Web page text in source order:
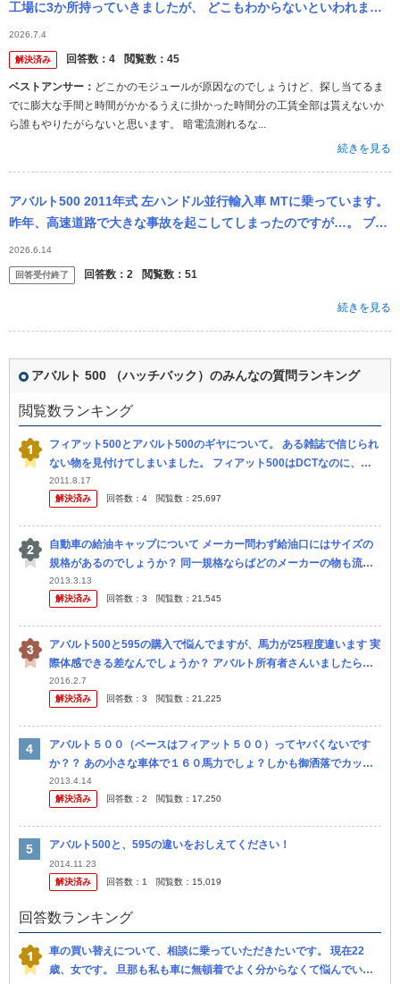
工場に3か所持っていきましたが、 どこもわからないといわれまし
た。 どうすればよいでしょうか？ 困っています。
2026.7.4
解決済み 回答数： 4 閲覧数： 45
ベストアンサー： どこかのモジュールが原因なのでしょうけど、探し当てるま
でに膨大な手間と時間がかかるうえに掛かった時間分の工賃全部は貰えないか
ら誰もやりたがらないと思います。 暗電流測れるな...
続きを見る
アバルト500 2011年式 左ハンドル並行輸入車 MTに乗っています。
昨年、高速道路で大きな事故を起こしてしまったのですが…。 ブレ
ーキ踏んでも減速せず、加速したまま接触事故に至りました。 ...
2026.6.14
回答受付終了 回答数： 2 閲覧数： 51
続きを見る
アバルト 500 （ハッチバック）のみんなの質問ランキング
閲覧数ランキング
フィアット500とアバルト500のギヤについて。 ある雑誌で信じられ
ない物を見付けてしまいました。 フィアット500はDCTなのに、ア
バルト500はMTに退化していたのです。 逆なら解りますが。 ど
2011.8.17
解決済み
回答数： 4 閲覧数： 25,697
自動車の給油キャップについて メーカー問わず給油口にはサイズの
規格があるのでしょうか？ 同一規格ならばどのメーカーの物も流用
出来るのでしょうか？
2013.3.13
解決済み
回答数： 3 閲覧数： 21,545
アバルト500と595の購入で悩んでますが、馬力が25程度違います 実
際体感できる差なんでしょうか？ アバルト所有者さんいましたらア
ドバイス下さい
2016.2.7
解決済み
回答数： 3 閲覧数： 21,225
アバルト５００（ベースはフィアット５００）ってヤバくないです
か？？ あの小さな車体で１６０馬力でしょ？しかも御洒落でカッコ
いい！左右出しマフラー、レザーシート標準装備 高級車じゃないけ
ど、デザイ...
2013.4.14
解決済み
回答数： 2 閲覧数： 17,250
アバルト500と、595の違いをおしえてください！
2014.11.23
解決済み
回答数： 1 閲覧数： 15,019
回答数ランキング
車の買い替えについて、相談に乗っていただきたいです。 現在22
歳、女です。 旦那も私も車に無頓着でよく分からなくて悩んでいま